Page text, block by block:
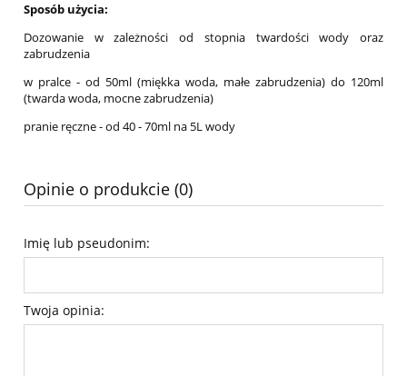
Sposób użycia:
Dozowanie w zależności od stopnia twardości wody oraz
zabrudzenia
w pralce - od 50ml (miękka woda, małe zabrudzenia) do 120ml
(twarda woda, mocne zabrudzenia)
pranie ręczne - od 40 - 70ml na 5L wody
Opinie o produkcie (0)
Imię lub pseudonim:
Twoja opinia: